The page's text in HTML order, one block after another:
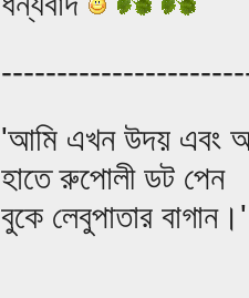
'আমি এখন উদয় এবং
হাতে রুপোলী ডট পেন
বুকে লেবুপাতার